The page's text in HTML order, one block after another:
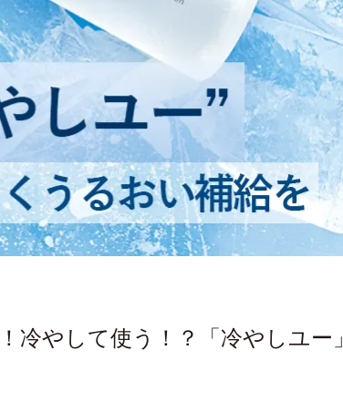
冷やして使う！？「冷やしユー」